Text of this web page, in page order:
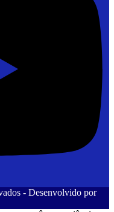
- Desenvolvido por